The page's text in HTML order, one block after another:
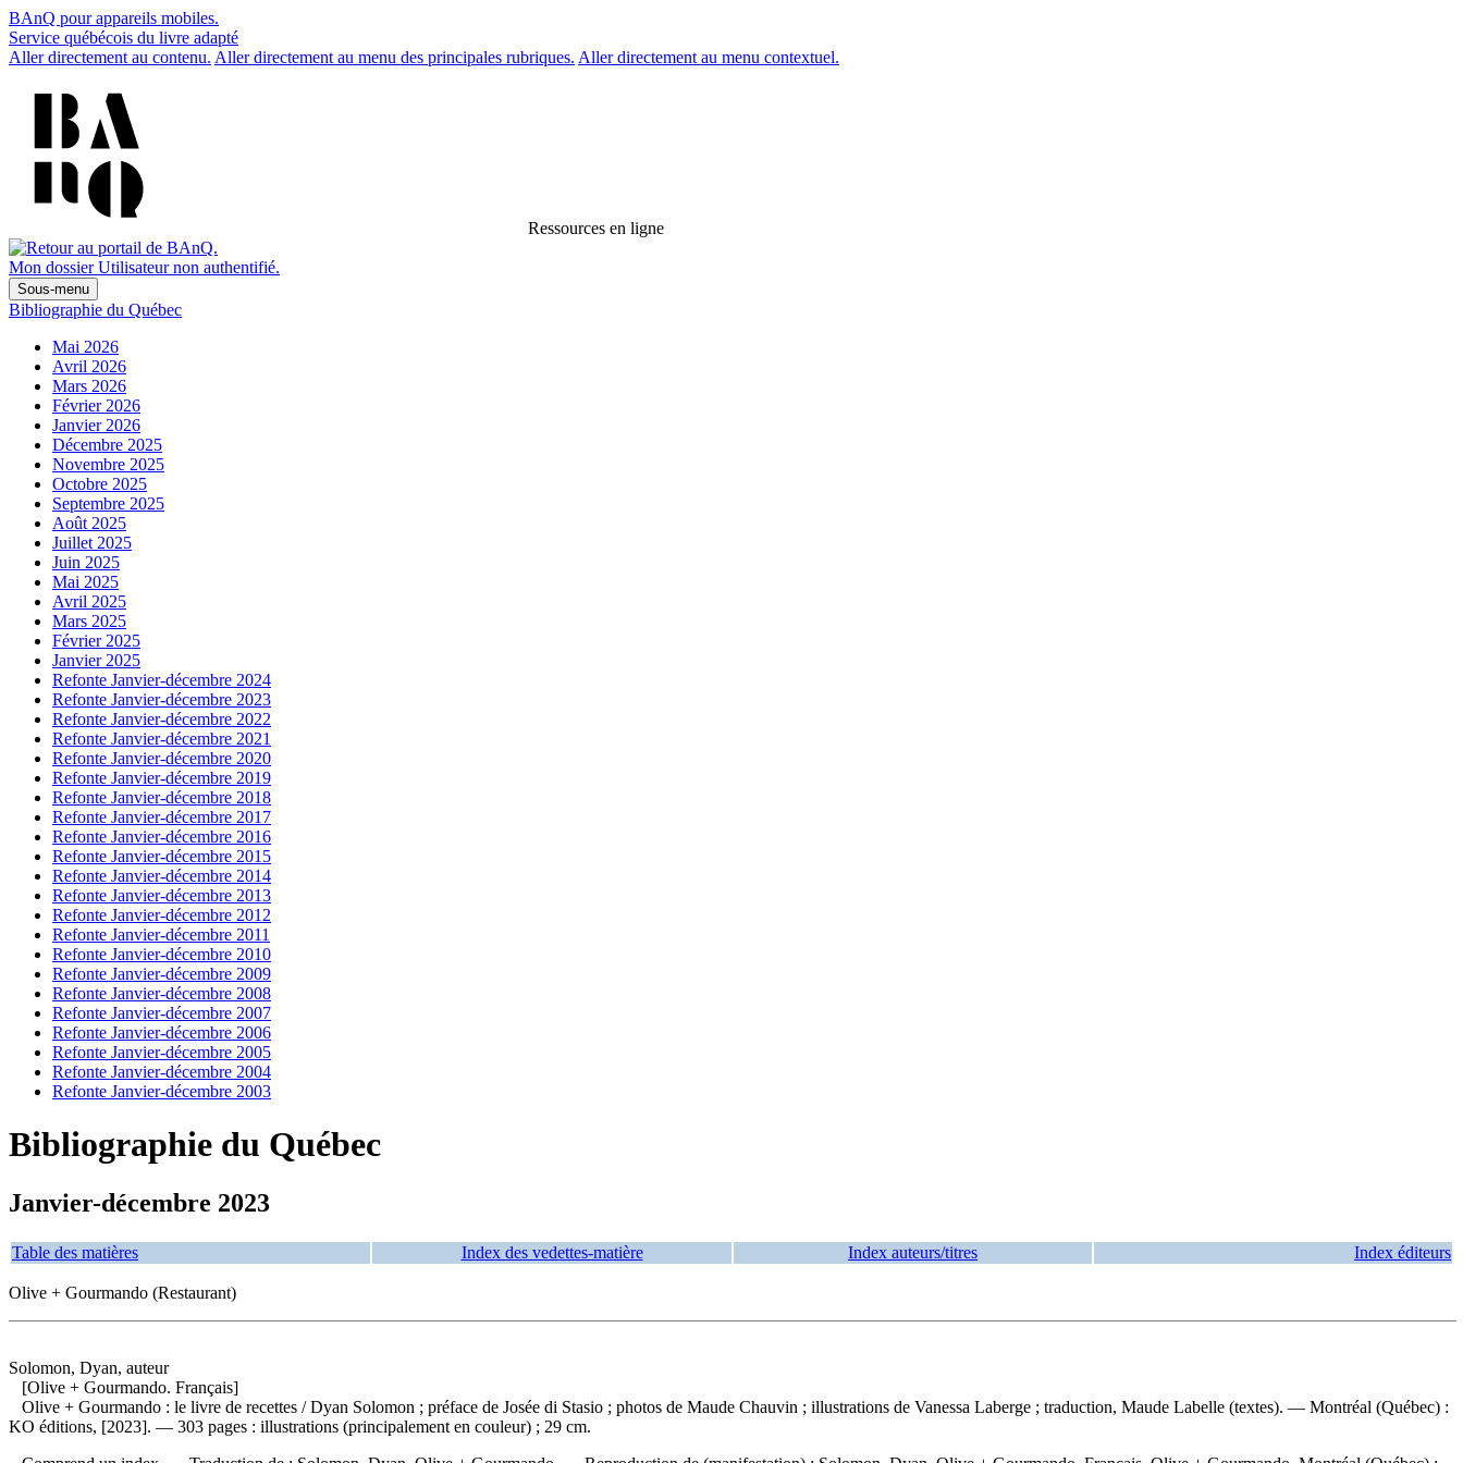
BAnQ pour appareils mobiles.
Service québécois du livre adapté
Aller directement au contenu. Aller directement au menu des principales rubriques. Aller directement au menu contextuel.
Ressources en ligne
Mon dossier Utilisateur non authentifié.
Sous-menu
Bibliographie du Québec
Mai 2026
Avril 2026
Mars 2026
Février 2026
Janvier 2026
Décembre 2025
Novembre 2025
Octobre 2025
Septembre 2025
Août 2025
Juillet 2025
Juin 2025
Mai 2025
Avril 2025
Mars 2025
Février 2025
Janvier 2025
Refonte Janvier-décembre 2024
Refonte Janvier-décembre 2023
Refonte Janvier-décembre 2022
Refonte Janvier-décembre 2021
Refonte Janvier-décembre 2020
Refonte Janvier-décembre 2019
Refonte Janvier-décembre 2018
Refonte Janvier-décembre 2017
Refonte Janvier-décembre 2016
Refonte Janvier-décembre 2015
Refonte Janvier-décembre 2014
Refonte Janvier-décembre 2013
Refonte Janvier-décembre 2012
Refonte Janvier-décembre 2011
Refonte Janvier-décembre 2010
Refonte Janvier-décembre 2009
Refonte Janvier-décembre 2008
Refonte Janvier-décembre 2007
Refonte Janvier-décembre 2006
Refonte Janvier-décembre 2005
Refonte Janvier-décembre 2004
Refonte Janvier-décembre 2003
Bibliographie du Québec
Janvier-décembre 2023
Table des matières Index des vedettes-matière Index auteurs/titres Index éditeurs
Olive + Gourmando (Restaurant)
Solomon, Dyan, auteur
[Olive + Gourmando. Français]
Olive + Gourmando : le livre de recettes / Dyan Solomon ; préface de Josée di Stasio ; photos de Maude Chauvin ; illustrations de Vanessa Laberge ; traduction, Maude Labelle (textes). — Montréal (Québec) :
KO éditions, [2023]. — 303 pages : illustrations (principalement en couleur) ; 29 cm.